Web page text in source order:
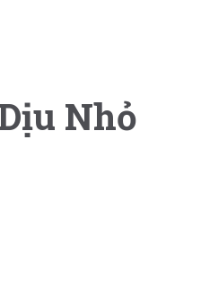
Nhỏ